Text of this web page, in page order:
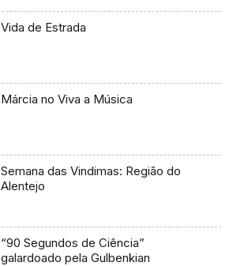
Vida de Estrada
Márcia no Viva a Música
Semana das Vindimas: Região do
Alentejo
“90 Segundos de Ciência”
galardoado pela Gulbenkian